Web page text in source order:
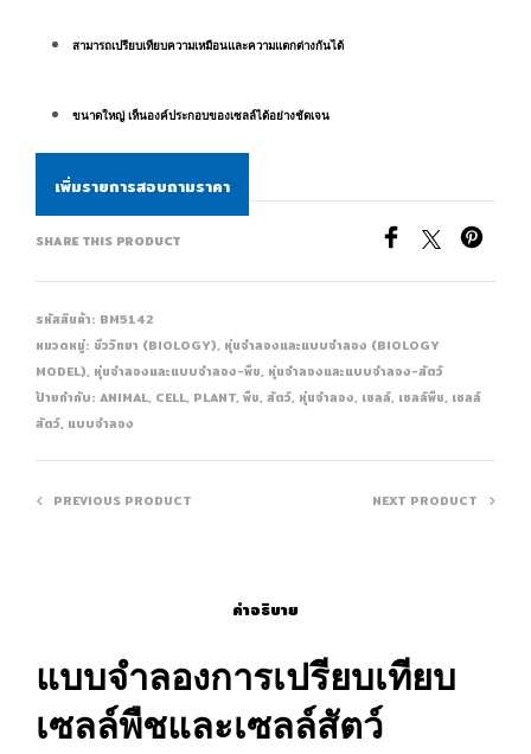
สามารถเปรียบเทียบความเหมือนและความแตกต่างกันได้
ขนาดใหญ่ เห็นองค์ประกอบของเซลล์ได้อย่างชัดเจน
เพิ่มรายการสอบถามราคา
SHARE THIS PRODUCT
รหัสสินค้า: BM5142
หมวดหมู่: ชีววิทยา (BIOLOGY), หุ่นจำลองและแบบจำลอง (BIOLOGY
MODEL), หุ่นจำลองและแบบจำลอง-พืช, หุ่นจำลองและแบบจำลอง-สัตว์
ป้ายกำกับ: ANIMAL, CELL, PLANT,พืช,สัตว์, หุ่นจำลอง, เซลล์, เซลล์พืช, เซลล์
สัตว์, แบบจำลอง
PREVIOUS PRODUCT NEXT PRODUCT
คำอธิบาย
แบบจำลองการเปรียบเทียบ
เซลล์พืชและเซลล์สัตว์